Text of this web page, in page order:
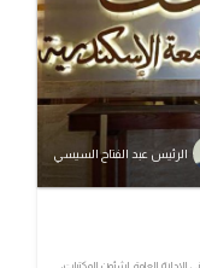
الرئيس عبد الفتاح السيسي